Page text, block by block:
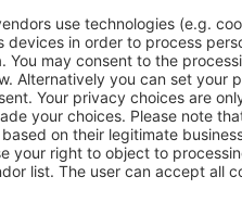
Legmagasabb ár
Hozzájárulok ahhoz, hogy